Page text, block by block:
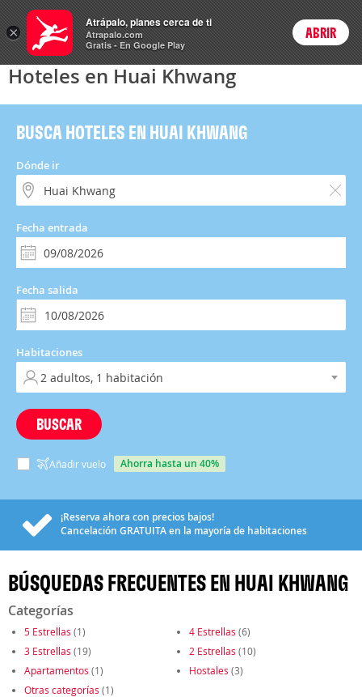
Hoteles Login
Hoteles en Huai Khwang
BUSCA HOTELES EN HUAI KHWANG
Dónde ir
Fecha entrada
Fecha salida
Habitaciones
BUSCAR
Añadir vuelo ahorra hasta un 40%
¡Reserva ahora con precios bajos!
Cancelación GRATUITAen la mayoría de habitaciones
BÚSQUEDAS FRECUENTES EN HUAI KHWANG
Categorías
5 Estrellas (1) 4 Estrellas (6)
3 Estrellas (19) 2 Estrellas (10)
Apartamentos (1) Hostales (3)
Otras categorías (1)
×
Atrápalo, planes cerca de ti
Atrapalo.com
Gratis - En Google Play
ABRIR